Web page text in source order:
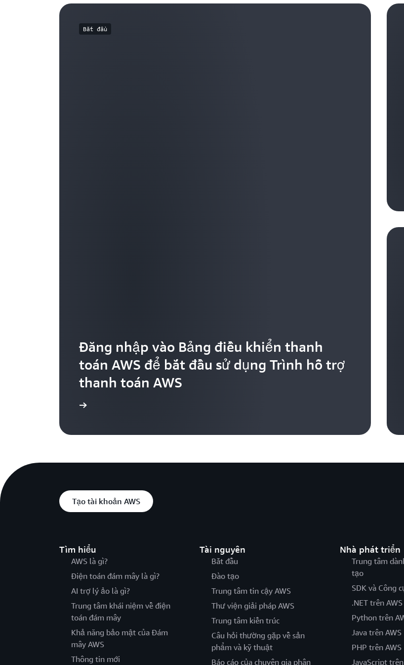
Bắt đầu
Đăng nhập vào Bảng điều khiển thanh
toán AWS để bắt đầu sử dụng Trình hỗ trợ
thanh toán AWS
Tạo tài khoản AWS
Tìm hiểu
AWS là gì?
Điện toán đám mây là gì?
AI trợ lý ảo là gì?
Trung tâm khái niệm về điện
toán đám mây
Khả năng bảo mật của Đám
mây AWS
Thông tin mới
Tài nguyên
Bắt đầu
Đào tạo
Trung tâm tin cậy AWS
Thư viện giải pháp AWS
Trung tâm kiến trúc
Câu hỏi thường gặp về sản
phẩm và kỹ thuật
Báo cáo của chuyên gia phân
Nhà phát triển
Trung tâm
tạo
SDK và Công
.NET trên AWS
Python trên
Java trên AWS
PHP trên AWS
JavaScript